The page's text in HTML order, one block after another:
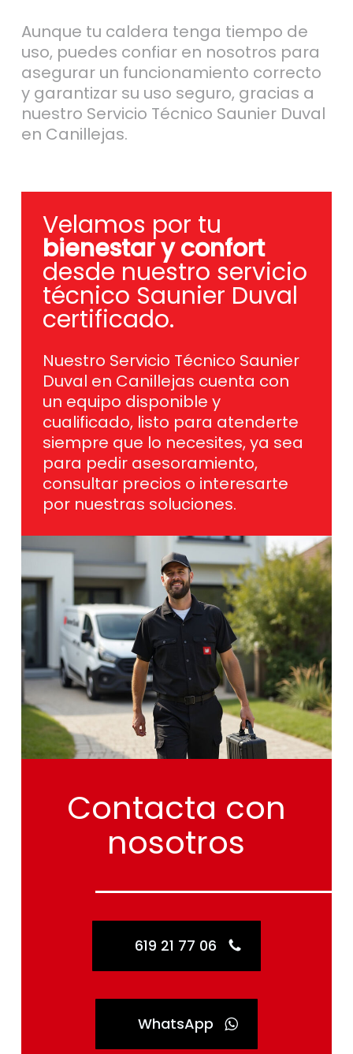
Aunque tu caldera tenga tiempo de
uso, puedes confiar en nosotros para
asegurar un funcionamiento correcto
y garantizar su uso seguro, gracias a
nuestro Servicio Técnico Saunier Duval
en Canillejas.
Velamos por tu
bienestar y confort
desde nuestro servicio
técnico Saunier Duval
certificado.
Nuestro Servicio Técnico Saunier
Duval en Canillejas cuenta con
un equipo disponible y
cualificado, listo para atenderte
siempre que lo necesites, ya sea
para pedir asesoramiento,
consultar precios o interesarte
por nuestras soluciones.
Contacta con
nosotros
619 21 77 06
WhatsApp